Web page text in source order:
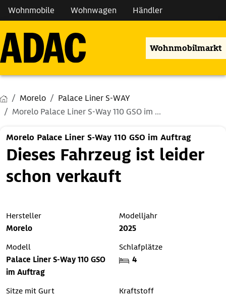
Wohnmobile Wohnwagen Händler
Wohnmobilmarkt
Morelo
Palace Liner S-WAY
Morelo Palace Liner S-Way 110 GSO im ...
Morelo Palace Liner S-Way 110 GSO im Auftrag
Dieses Fahrzeug ist leider
schon verkauft
Hersteller
Morelo
Modelljahr
2025
Modell
Palace Liner S-Way 110 GSO
im Auftrag
Schlafplätze
4
Sitze mit Gurt
Kraftstoff